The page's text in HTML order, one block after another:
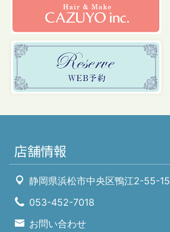
店舗情報
静岡県浜松市中央区鴨江2-55-15
053-452-7018
お問い合わせ